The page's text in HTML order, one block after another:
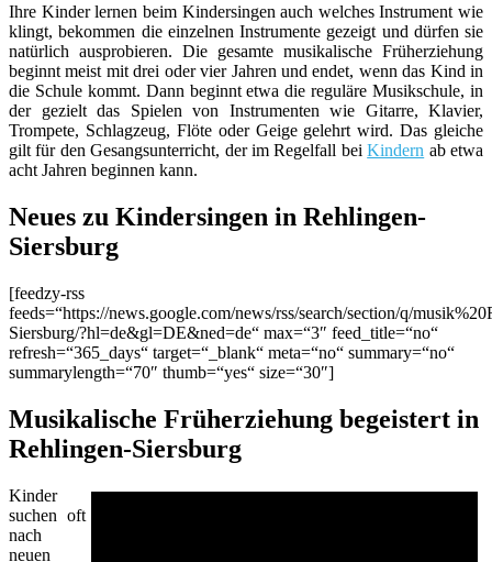
Ihre Kinder lernen beim Kindersingen auch welches Instrument wie
klingt, bekommen die einzelnen Instrumente gezeigt und dürfen sie
natürlich ausprobieren. Die gesamte musikalische Früherziehung
beginnt meist mit drei oder vier Jahren und endet, wenn das Kind in
die Schule kommt. Dann beginnt etwa die reguläre Musikschule, in
der gezielt das Spielen von Instrumenten wie Gitarre, Klavier,
Trompete, Schlagzeug, Flöte oder Geige gelehrt wird. Das gleiche
gilt für den Gesangsunterricht, der im Regelfall beiKindern ab etwa
acht Jahren beginnen kann.
Neues zu Kindersingen in Rehlingen-
Siersburg
[feedzy-rss
feeds=“https://news.google.com/news/rss/search/section/q/
Siersburg/?hl=de&gl=DE&ned=de“ max=“3″ feed_title=“no“
refresh=“365_days“ target=“_blank“ meta=“no“ summary=“no“
summarylength=“70″ thumb=“yes“ size=“30″]
Musikalische Früherziehung begeistert in
Rehlingen-Siersburg
Kinder
suchen oft
nach
neuen